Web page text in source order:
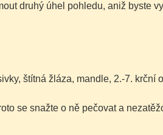
druhý úhel pohledu, aniž byste
štítná žláza, mandle, 2.-7. krční
se snažte o ně pečovat a